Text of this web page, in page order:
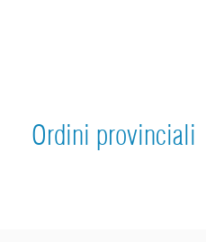
Ordini provinciali